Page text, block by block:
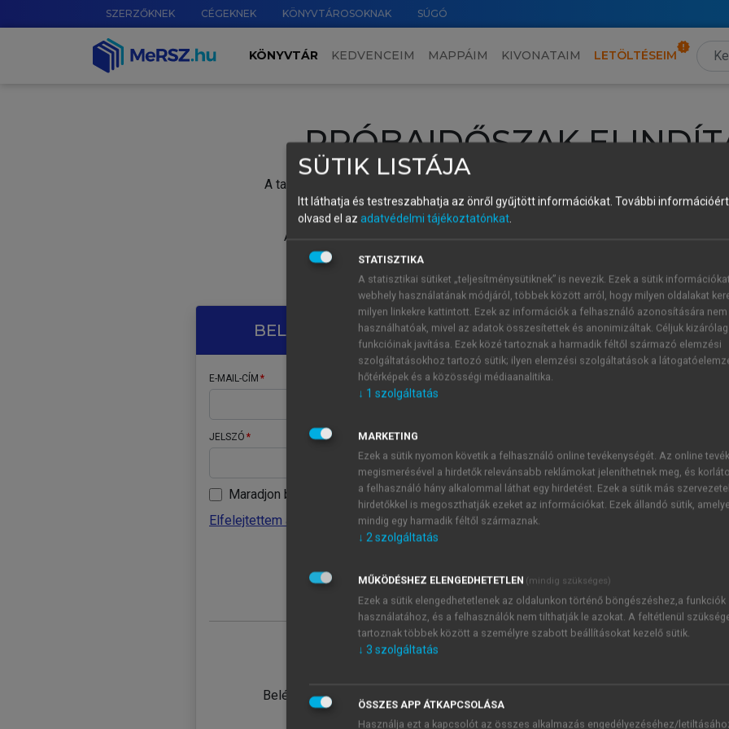
SZERZŐKNEK CÉGEKNEK KÖNYVTÁROSOKNAK SÚGÓ
KÖNYVTÁR KEDVENCEIM MAPPÁIM KIVONATAIM LETÖLTÉSEIM
PRÓBAIDŐSZAK
A tartalom megtekintéséhez lépj be a saját fiókoddal, iskolai azonosítóddal vagy
Új felhasználóként1 óra díjmentes hozzáférésrevagy
A próbaidőszak elindításához,
vagy hozz
A regisztráció után a
BELÉPÉS SAJÁT FIÓKKAL
E-MAIL-CÍM
JELSZÓ
Maradjon belépve
Elfelejtettem a jelszavamat
Belépés intézményi azonosítóval
ÚJ FIÓK
1 óra
JELSZÓ
Kérek értesítést a MeRSZ
Kérek értesítést az
SÜTIK LISTÁJA
Itt láthatja és testreszabhatja az önről gyűjtött információkat. További
olvasd el az adatvédelmi tájékoztatónkat.
STATISZTIKA
A statisztikai sütiket „teljesítménysütiknek” is nevezik. Ezek a sütik
webhely használatának módjáról, többek között arról, hogy milyen oldalakat
milyen linkekre kattintott. Ezek az információk a felhasználó azonosítására nem
használhatóak, mivel az adatok összesítettek és anonimizáltak. Céljuk
funkcióinak javítása. Ezek közé tartoznak a harmadik féltől származó elemzési
szolgáltatásokhoz tartozó sütik; ilyen elemzési szolgáltatások a
hőtérképek és a közösségi médiaanalitika.
↓ 1 szolgáltatás
MARKETING
Ezek a sütik nyomon követik a felhasználó online tevékenységét. Az online
megismerésével a hirdetők relevánsabb reklámokat jeleníthetnek meg, és
a felhasználó hány alkalommal láthat egy hirdetést. Ezek a sütik más
hirdetőkkel is megoszthatják ezeket az információkat. Ezek állandó sütik,
mindig egy harmadik féltől származnak.
↓ 2szolgáltatás
MŰKÖDÉSHEZ ELENGEDHETETLEN (mindig szükséges)
Ezek a sütik elengedhetetlenek az oldalunkon történő böngészéshez,a funkciók
használatához, és a felhasználók nem tilthatják le azokat. A feltétlenül
tartoznak többek között a személyre szabott beállításokat kezelő sütik.
↓ 3 szolgáltatás
ÖSSZES APP ÁTKAPCSOLÁSA
Használja ezt a kapcsolót az összes alkalmazás engedélyezéséhez/